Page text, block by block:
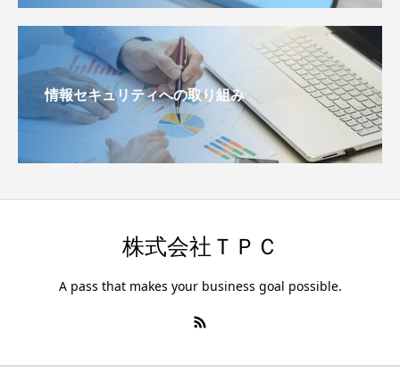
情報セキュリティへの取り組み
株式会社ＴＰＣ
A pass that makes your business goal possible.